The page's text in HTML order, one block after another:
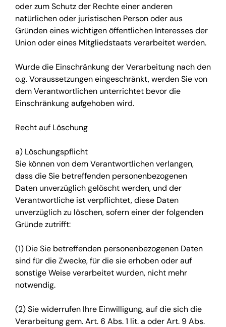
oder zum Schutz der Rechte einer anderen
natürlichen oder juristischen Person oder aus
Gründen eines wichtigen öffentlichen Interesses der
Union oder eines Mitgliedstaats verarbeitet werden.
Wurde die Einschränkung der Verarbeitung nach den
o.g. Voraussetzungen eingeschränkt, werden Sie von
dem Verantwortlichen unterrichtet bevor die
Einschränkung aufgehoben wird.
Recht auf Löschung
a) Löschungspflicht
Sie können von dem Verantwortlichen verlangen,
dass die Sie betreffenden personenbezogenen
Daten unverzüglich gelöscht werden, und der
Verantwortliche ist verpflichtet, diese Daten
unverzüglich zu löschen, sofern einer der folgenden
Gründe zutrifft:
(1) Die Sie betreffenden personenbezogenen Daten
sind für die Zwecke, für die sie erhoben oder auf
sonstige Weise verarbeitet wurden, nicht mehr
notwendig.
(2) Sie widerrufen Ihre Einwilligung, auf die sich die
Verarbeitung gem. Art. 6 Abs. 1 lit. a oder Art. 9 Abs.